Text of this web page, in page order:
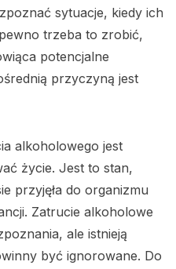
sytuacje, kiedy ich
trzeba to zrobić,
potencjalne
przyczyną jest
alkoholowego jest
życie. Jest to stan,
przyjęła do organizmu
Zatrucie alkoholowe
ale istnieją
być ignorowane. Do